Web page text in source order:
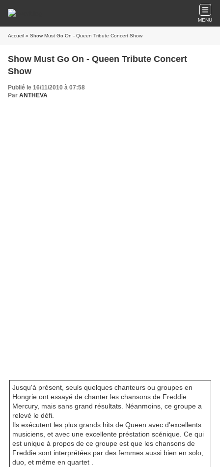
MENU
Accueil » Show Must Go On - Queen Tribute Concert Show
Show Must Go On - Queen Tribute Concert
Show
Publié le 16/11/2010 à 07:58
Par ANTHEVA
Jusqu'à présent, seuls quelques chanteurs ou groupes en
Hongrie ont essayé de chanter les chansons de Freddie
Mercury, mais sans grand résultats. Néanmoins, ce groupe a
relevé le défi.
Ils exécutent les plus grands hits de Queen avec d'excellents
musiciens, et avec une excellente préstation scénique. Ce qui
est unique à propos de ce groupe est que les chansons de
Freddie sont interprétées par des femmes aussi bien en solo,
duo, et même en quartet .